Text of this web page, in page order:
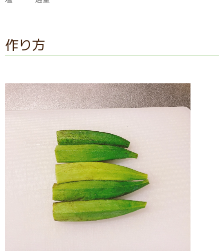
作り方